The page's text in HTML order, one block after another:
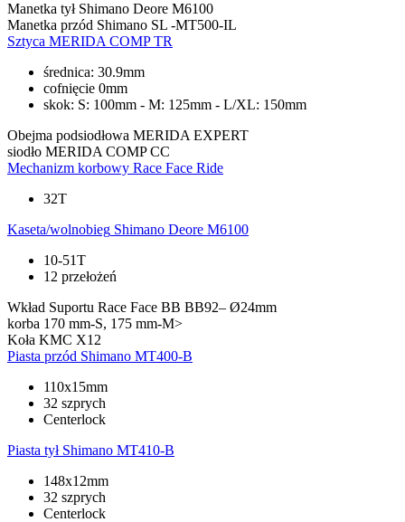
Manetka tył Shimano Deore M6100
Manetka przód Shimano SL -MT500-IL
Sztyca MERIDA COMP TR
średnica: 30.9mm
cofnięcie 0mm
skok: S: 100mm - M: 125mm - L/XL: 150mm
Obejma podsiodłowa MERIDA EXPERT
siodło MERIDA COMP CC
Mechanizm korbowy Race Face Ride
32T
Kaseta/wolnobieg Shimano Deore M6100
10-51T
12 przełożeń
Wkład Suportu Race Face BB BB92– Ø24mm
korba 170 mm-S, 175 mm-M>
Koła KMC X12
Piasta przód Shimano MT400-B
110x15mm
32 szprych
Centerlock
Piasta tył Shimano MT410-B
148x12mm
32 szprych
Centerlock